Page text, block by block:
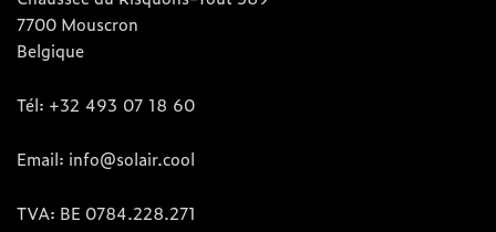
7700 Mouscron
Belgique
Tél: +32 493 07 18 60
Email: info@solair.cool
TVA: BE 0784.228.271